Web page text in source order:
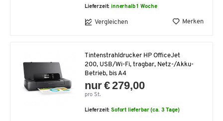
Lieferzeit:innerhalb 1 Woche
Vergleichen Merken
Tintenstrahldrucker HP OfficeJet
200, USB/Wi-Fi, tragbar, Netz-/Akku-
Betrieb, bis A4
nur € 279,00
pro St.
Lieferzeit:Sofort lieferbar (ca. 3 Tage)